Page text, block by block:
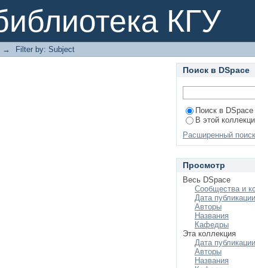
КГУ
→ Filter by: Subject
Поиск в DSpace
Поиск в DSpace
В этой
Расширенный поиск
Просмотр
Весь DSpace
Сообщества и
Дата публикации
Авторы
Названия
Кафедры
Эта коллекция
Дата публикации
Авторы
Названия